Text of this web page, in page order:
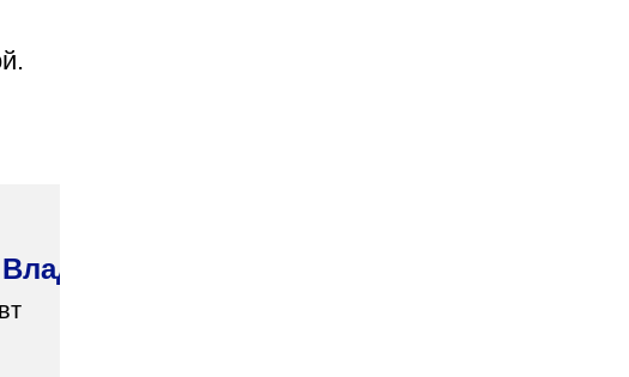
Николаевич